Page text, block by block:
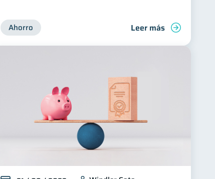
Finanzas para jóvenes Manejo de deudas Finanzas
Ahorro Leer más